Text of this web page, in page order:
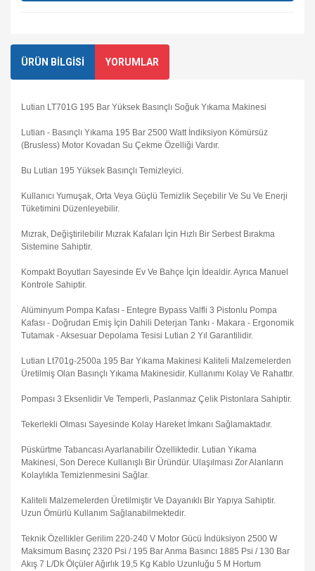
ÜRÜN BİLGİSİ YORUMLAR
Lutian LT701G 195 Bar Yüksek Basınçlı Soğuk Yıkama Makinesi
Lutian - Basınçlı Yıkama 195 Bar 2500 Watt İndiksiyon Kömürsüz
(Brusless) Motor Kovadan Su Çekme Özelliği Vardır.
Bu Lutian 195 Yüksek Basınçlı Temizleyici.
Kullanıcı Yumuşak, Orta Veya Güçlü Temizlik Seçebilir Ve Su Ve Enerji
Tüketimini Düzenleyebilir.
Mızrak, Değiştirilebilir Mızrak Kafaları İçin Hızlı Bir Serbest Bırakma
Sistemine Sahiptir.
Kompakt Boyutları Sayesinde Ev Ve Bahçe İçin İdealdir. Ayrıca Manuel
Kontrole Sahiptir.
Alüminyum Pompa Kafası - Entegre Bypass Valfli 3 Pistonlu Pompa
Kafası - Doğrudan Emiş İçin Dahili Deterjan Tankı - Makara - Ergonomik
Tutamak - Aksesuar Depolama Tesisi Lutian 2 Yıl Garantilidir.
Lutian Lt701g-2500a 195 Bar Yıkama Makinesi Kaliteli Malzemelerden
Üretilmiş Olan Basınçlı Yıkama Makinesidir. Kullanımı Kolay Ve Rahattır.
Pompası 3 Eksenlidir Ve Temperli, Paslanmaz Çelik Pistonlara Sahiptir.
Tekerlekli Olması Sayesinde Kolay Hareket İmkanı Sağlamaktadır.
Püskürtme Tabancası Ayarlanabilir Özelliktedir. Lutian Yıkama
Makinesi, Son Derece Kullanışlı Bir Üründür. Ulaşılması Zor Alanların
Kolaylıkla Temizlenmesini Sağlar.
Kaliteli Malzemelerden Üretilmiştir Ve Dayanıklı Bir Yapıya Sahiptir.
Uzun Ömürlü Kullanım Sağlanabilmektedir.
Teknik Özellikler Gerilim 220-240 V Motor Gücü İndüksiyon 2500 W
Maksimum Basınç 2320 Psi / 195 Bar Anma Basıncı 1885 Psi / 130 Bar
Akış 7 L/Dk Ölçüler Ağırlık 19,5 Kg Kablo Uzunluğu 5 M Hortum